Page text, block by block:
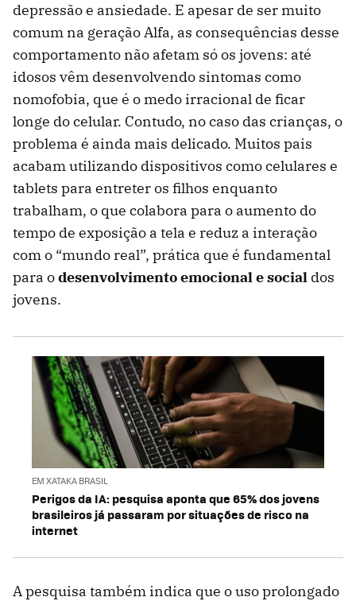
depressão e ansiedade. E apesar de ser muito
comum na geração Alfa, as consequências desse
comportamento não afetam só os jovens: até
idosos vêm desenvolvendo sintomas como
nomofobia, que é o medo irracional de ficar
longe do celular. Contudo, no caso das crianças, o
problema é ainda mais delicado. Muitos pais
acabam utilizando dispositivos como celulares e
tablets para entreter os filhos enquanto
trabalham, o que colabora para o aumento do
tempo de exposição a tela e reduz a interação
com o “mundo real”, prática que é fundamental
para odesenvolvimento emocional e social dos
jovens.
EM XATAKA BRASIL
Perigos da IA: pesquisa aponta que 65% dos jovens
brasileiros já passaram por situações de risco na
internet
A pesquisa também indica que o uso prolongado